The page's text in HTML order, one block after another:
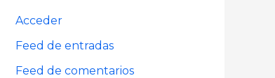
Acceder
Feed de entradas
Feed de comentarios